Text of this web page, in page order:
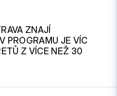
ZNAJÍ
PROGRAMU JE VÍC
Z VÍCE NEŽ 30